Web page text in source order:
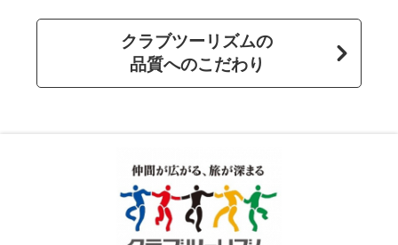
クラブツーリズムの
品質へのこだわり